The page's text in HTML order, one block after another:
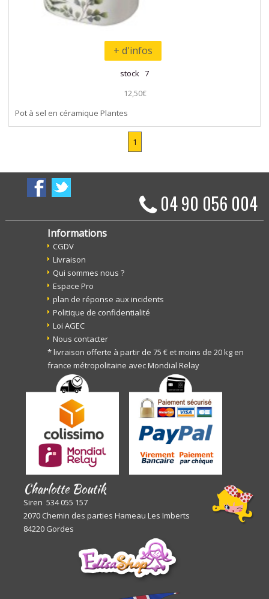
+ d'infos
stock 7
12,50€
Pot à sel en céramique Plantes
1
04 90 056 004
Informations
CGDV
Livraison
Qui sommes nous ?
Espace Pro
plan de réponse aux incidents
Politique de confidentialité
Loi AGEC
Nous contacter
* livraison offerte à partir de 75 € et moins de 20 kg en
france métropolitaine avec Mondial Relay
Charlotte Boutik
Siren 534 055 157
2070 Chemin des parties Hameau Les Imberts
84220 Gordes